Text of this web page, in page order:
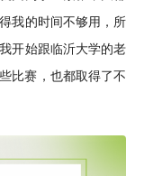
我的时间不够用，所
开始跟临沂大学的老
比赛，也都取得了不